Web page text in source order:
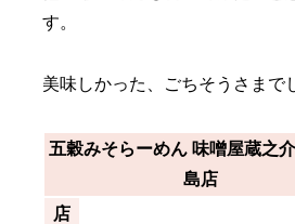
す。
美味しかった、ごちそうさまで
五穀みそらーめん 味噌屋蔵之
島店
店